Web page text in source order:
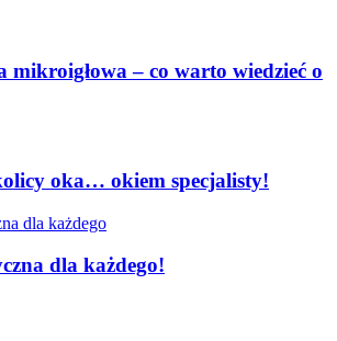
mikroigłowa – co warto wiedzieć o
oka… okiem specjalisty!
dla każdego!